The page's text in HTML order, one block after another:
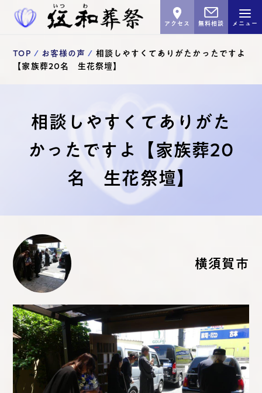
メニュー
無料相談
アクセス
TOP お客様の声
相談しやすくてありがたかったですよ
【家族葬20名 生花祭壇】
相談しやすくてありがた
かったですよ【家族葬20
名 生花祭壇】
横須賀市